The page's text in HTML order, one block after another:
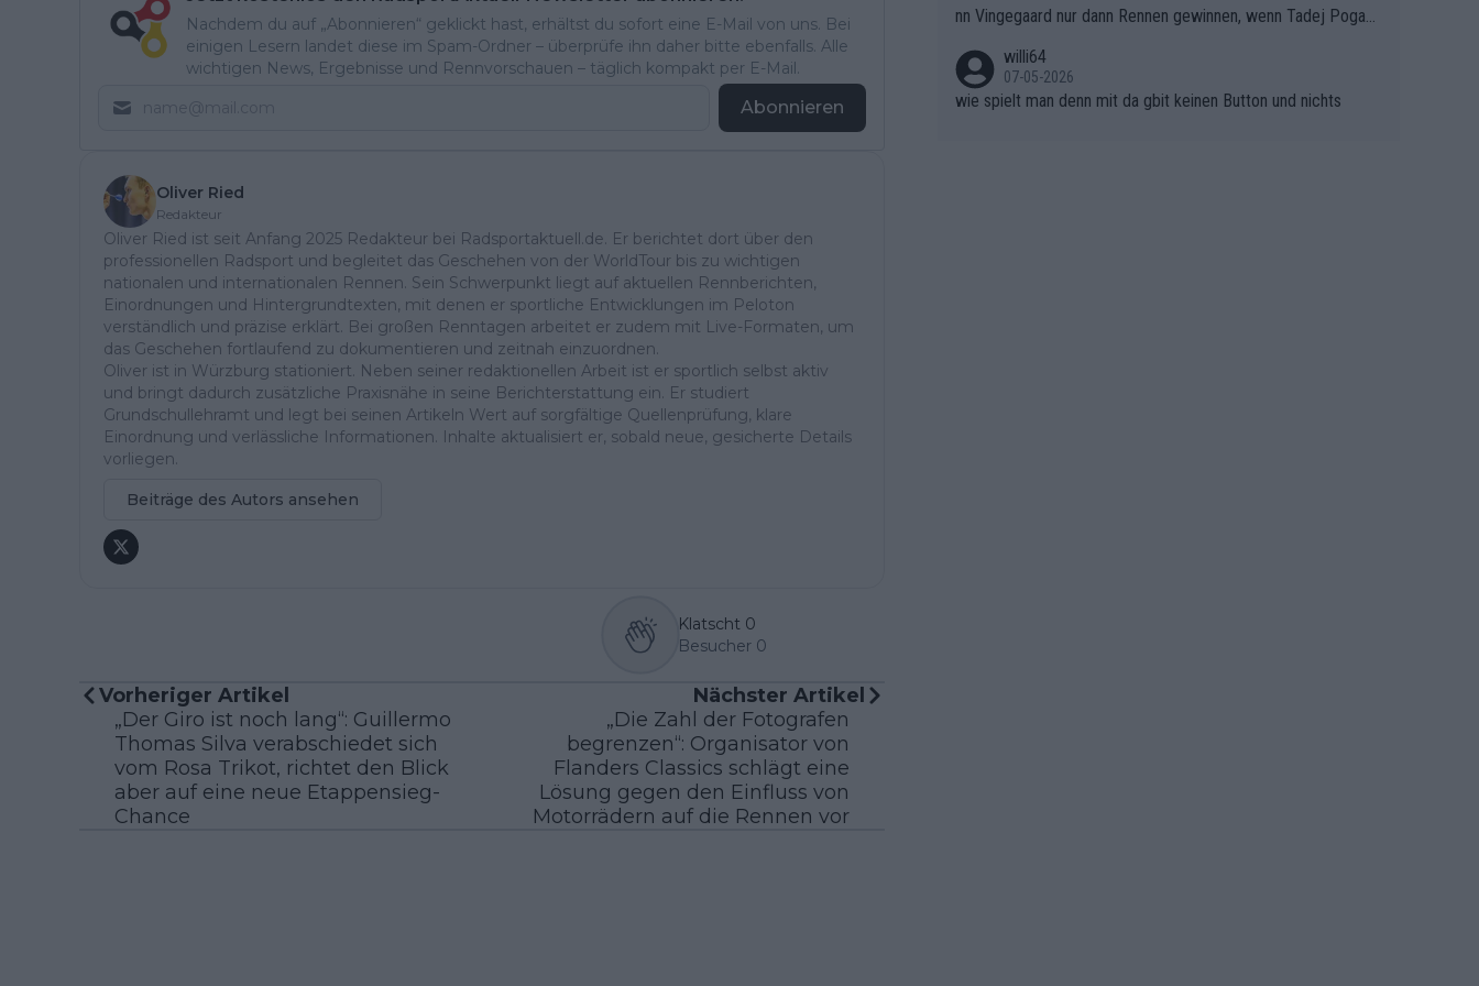
Nachdem du auf „Abonnieren“ geklickt hast, erhältst du sofort eine E-Mail von uns. Bei
einigen Lesern landet diese im Spam-Ordner – überprüfe ihn daher bitte ebenfalls. Alle
wichtigen News, Ergebnisse und Rennvorschauen – täglich kompakt per E-Mail.
Abonnieren
Oliver Ried
Redakteur
Oliver Ried ist seit Anfang 2025 Redakteur bei Radsportaktuell.de. Er berichtet dort über den
professionellen Radsport und begleitet das Geschehen von der WorldTour bis zu wichtigen
nationalen und internationalen Rennen. Sein Schwerpunkt liegt auf aktuellen Rennberichten,
Einordnungen und Hintergrundtexten, mit denen er sportliche Entwicklungen im Peloton
verständlich und präzise erklärt. Bei großen Renntagen arbeitet er zudem mit Live-Formaten, um
das Geschehen fortlaufend zu dokumentieren und zeitnah einzuordnen.
Oliver ist in Würzburg stationiert. Neben seiner redaktionellen Arbeit ist er sportlich selbst aktiv
und bringt dadurch zusätzliche Praxisnähe in seine Berichterstattung ein. Er studiert
Grundschullehramt und legt bei seinen Artikeln Wert auf sorgfältige Quellenprüfung, klare
Einordnung und verlässliche Informationen. Inhalte aktualisiert er, sobald neue, gesicherte Details
vorliegen.
Beiträge des Autors ansehen
Klatscht 0
Besucher 0
Vorheriger Artikel
„Der Giro ist noch lang“: Guillermo
Thomas Silva verabschiedet sich
vom Rosa Trikot, richtet den Blick
aber auf eine neue Etappensieg-
Chance
Nächster Artikel
„Die Zahl der Fotografen
begrenzen“: Organisator von
Flanders Classics schlägt eine
Lösung gegen den Einfluss von
Motorrädern auf die Rennen vor
berwasser, aber SD Worx und Vollering müssen jetzt All-In ge
hen. (gregmann)
nn Vingegaard nur dann Rennen gewinnen, wenn Tadej Pogaca
willi64
07-05-2026
wie spielt man denn mit da gbit keinen Button und nichts